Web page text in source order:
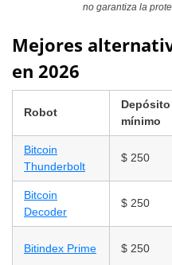
no garantiza la
Mejores
en 2026
Robot
Depósito
mínimo
Bitcoin
Thunderbolt
$ 250
Bitcoin
Decoder
$ 250
Bitindex Prime $ 250